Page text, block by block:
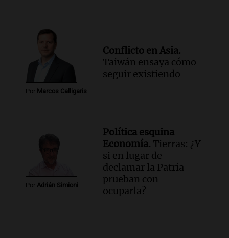
Por Marcos Calligaris
Conflicto en Asia.
Taiwán ensaya cómo
seguir existiendo
Por Adrián Simioni
Política esquina
Economía. Tierras: ¿Y
si en lugar de
declamar la Patria
prueban con
ocuparla?